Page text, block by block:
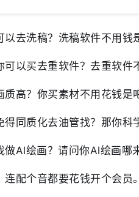
去洗稿？洗稿软件不用钱
以买去重软件？去重软件
高？你买素材不用花钱是
同质化去油管找？那你科
Al绘画？请问你Al绘画哪
配个音都要花钱开个会员。